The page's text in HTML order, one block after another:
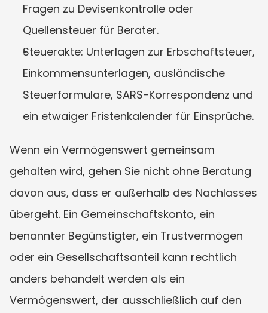
Fragen zu Devisenkontrolle oder
Quellensteuer für Berater.
Steuerakte: Unterlagen zur Erbschaftsteuer,
Einkommensunterlagen, ausländische
Steuerformulare, SARS-Korrespondenz und
ein etwaiger Fristenkalender für Einsprüche.
Wenn ein Vermögenswert gemeinsam
gehalten wird, gehen Sie nicht ohne Beratung
davon aus, dass er außerhalb des Nachlasses
übergeht. Ein Gemeinschaftskonto, ein
benannter Begünstigter, ein Trustvermögen
oder ein Gesellschaftsanteil kann rechtlich
anders behandelt werden als ein
Vermögenswert, der ausschließlich auf den